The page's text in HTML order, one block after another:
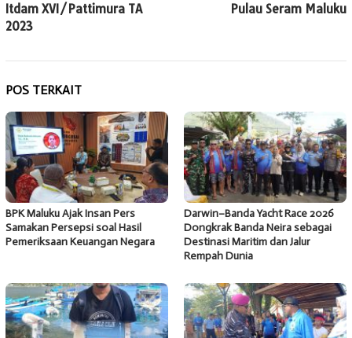
Itdam XVI/Pattimura TA
2023
Pulau Seram Maluku
POS TERKAIT
BPK Maluku Ajak Insan Pers
Samakan Persepsi soal Hasil
Pemeriksaan Keuangan Negara
Darwin–Banda Yacht Race 2026
Dongkrak Banda Neira sebagai
Destinasi Maritim dan Jalur
Rempah Dunia